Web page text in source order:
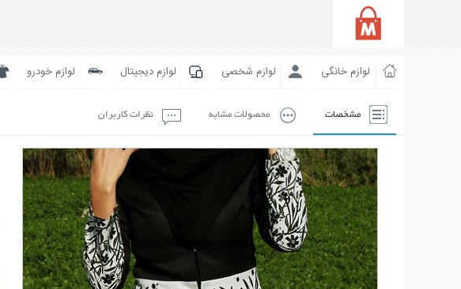
لوازم خانگی لوازم شخصی لوازم دیجیتال لوازم خودرو
مشخصات محصولات مشابه نظرات کاربران